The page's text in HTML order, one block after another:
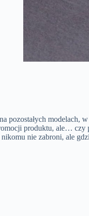
pozostałych modelach,
produktu, ale… czy
nie zabroni, ale